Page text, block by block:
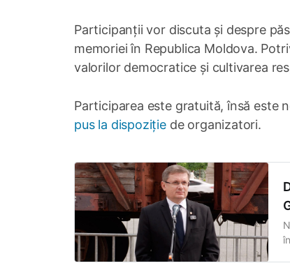
Participanții vor discuta și despre
memoriei în Republica Moldova.
valorilor democratice și cultivarea
Participarea este gratuită, însă este
pus la dispoziție de organizatori.